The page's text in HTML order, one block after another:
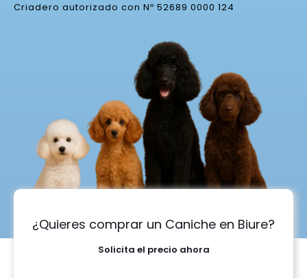
Criadero autorizado con Nº 52689 0000 124
¿Quieres comprar un Caniche en Biure?
Solicita el precio ahora